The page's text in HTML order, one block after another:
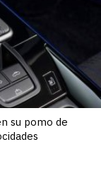
su pomo de